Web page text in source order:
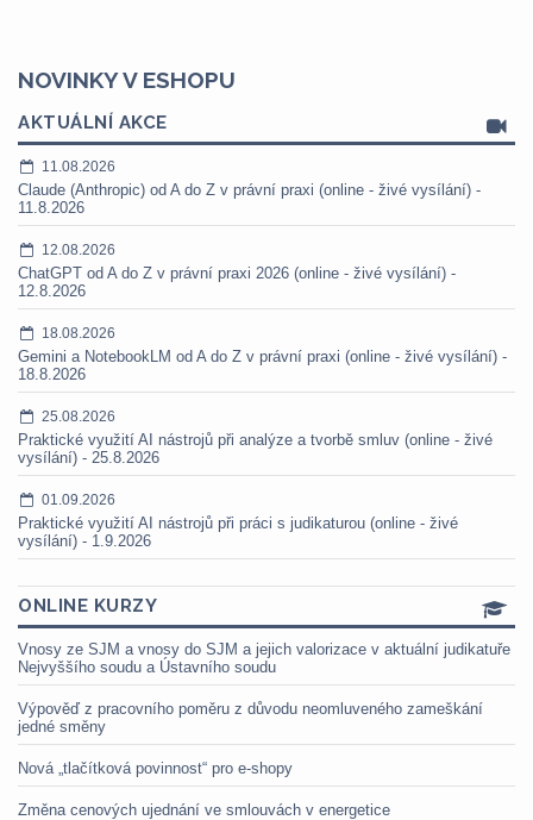
NOVINKY V ESHOPU
AKTUÁLNÍ AKCE
11.08.2026
Claude (Anthropic) od A do Z v právní praxi (online - živé vysílání) -
11.8.2026
12.08.2026
ChatGPT od A do Z v právní praxi 2026 (online - živé vysílání) -
12.8.2026
18.08.2026
Gemini a NotebookLM od A do Z v právní praxi (online - živé vysílání) -
18.8.2026
25.08.2026
Praktické využití AI nástrojů při analýze a tvorbě smluv (online - živé
vysílání) - 25.8.2026
01.09.2026
Praktické využití AI nástrojů při práci s judikaturou (online - živé
vysílání) - 1.9.2026
ONLINE KURZY
Vnosy ze SJM a vnosy do SJM a jejich valorizace v aktuální judikatuře
Nejvyššího soudu a Ústavního soudu
Výpověď z pracovního poměru z důvodu neomluveného zameškání
jedné směny
Nová „tlačítková povinnost“ pro e-shopy
Změna cenových ujednání ve smlouvách v energetice